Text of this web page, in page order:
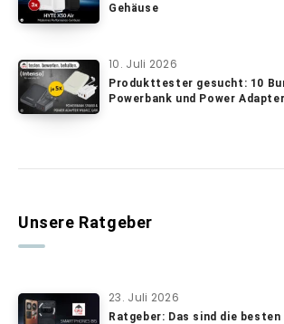
Gehäuse
10. Juli 2026
Produkttester gesucht: 10
Powerbank und Power
Unsere Ratgeber
23. Juli 2026
Ratgeber: Das sind die